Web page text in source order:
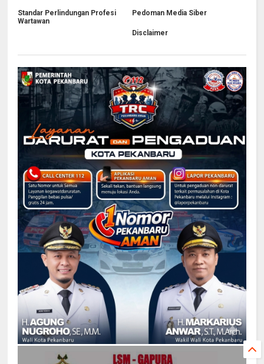
Standar Perlindungan Profesi
Wartawan
Pedoman Media Siber
Disclaimer